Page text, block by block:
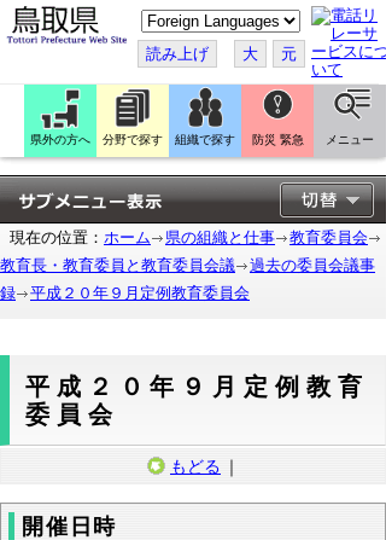
こ
の
ペ
ー
ジ
翻
訳
す
る
読み上げ 大 元
県外の方へ 分野で探す 組織で探す 防災 緊急 メニュー
現在の位置： ホーム 県の組織と仕事
教育委員会
教育長・教育委員と教育委員会議
過去の委員会議事
録
平成２０年９月定例教育委員会
平成２０年９月定例教育
委員会
もどる ｜
開催日時